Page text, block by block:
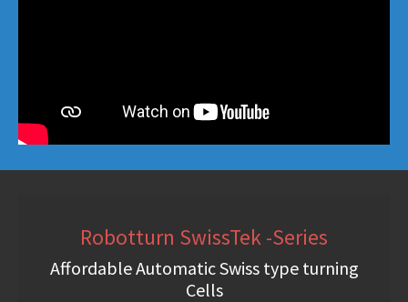
Robotturn SwissTek -Series
Affordable Automatic Swiss type turning
Cells